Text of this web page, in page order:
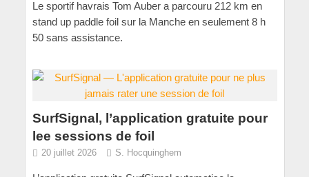
Le sportif havrais Tom Auber a parcouru 212 km en
stand up paddle foil sur la Manche en seulement 8 h
50 sans assistance.
SurfSignal, l’application gratuite pour
lee sessions de foil
20 juillet 2026 S. Hocquinghem